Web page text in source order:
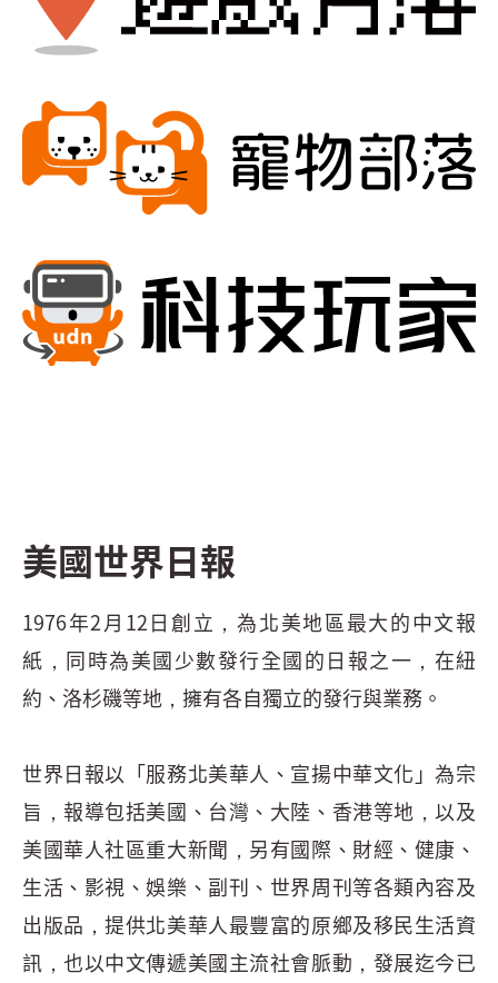
美國世界日報
1976年2月12日創立，為北美地區最大的中文報
紙，同時為美國少數發行全國的日報之一，在紐
約、洛杉磯等地，擁有各自獨立的發行與業務。
世界日報以「服務北美華人、宣揚中華文化」為宗
旨，報導包括美國、台灣、大陸、香港等地，以及
美國華人社區重大新聞，另有國際、財經、健康、
生活、影視、娛樂、副刊、世界周刊等各類內容及
出版品，提供北美華人最豐富的原鄉及移民生活資
訊，也以中文傳遞美國主流社會脈動，發展迄今已